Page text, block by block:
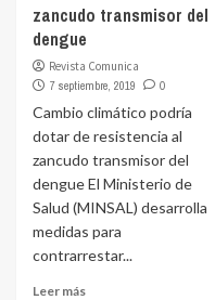
zancudo transmisor del
dengue
Revista Comunica
7 septiembre, 2019
0
Cambio climático podría
dotar de resistencia al
zancudo transmisor del
dengue El Ministerio de
Salud (MINSAL) desarrolla
medidas para
contrarrestar...
Leer más